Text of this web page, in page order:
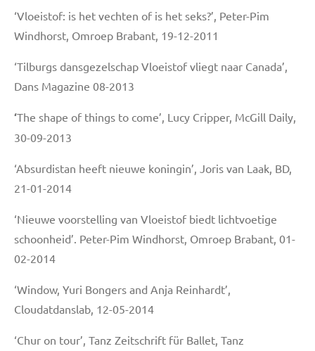
‘Vloeistof: is het vechten of is het seks?’, Peter-Pim
Windhorst, Omroep Brabant, 19-12-2011
‘Tilburgs dansgezelschap Vloeistof vliegt naar Canada’,
Dans Magazine 08-2013
‘The shape of things to come’, Lucy Cripper, McGill Daily,
30-09-2013
‘Absurdistan heeft nieuwe koningin’, Joris van Laak, BD,
21-01-2014
‘Nieuwe voorstelling van Vloeistof biedt lichtvoetige
schoonheid’. Peter-Pim Windhorst, Omroep Brabant, 01-
02-2014
‘Window, Yuri Bongers and Anja Reinhardt’,
Cloudatdanslab, 12-05-2014
‘Chur on tour’, Tanz Zeitschrift für Ballet, Tanz